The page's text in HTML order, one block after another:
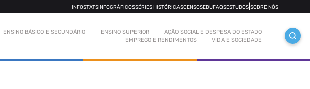
INFOSTATSINFOGRÁFICOSSÉRIES HISTÓRICASCENSOSEDUFAQSESTUDOS SOBRE NÓS
ENSINO BÁSICO E SECUNDÁRIO ENSINO SUPERIOR
AÇÃO SOCIAL E DESPESA DO ESTADO
EMPREGO E RENDIMENTOS
VIDA E SOCIEDADE